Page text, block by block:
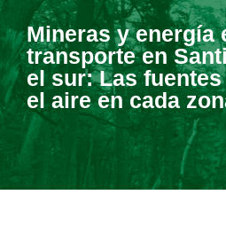
Mineras y energía
transporte en
el sur: Las
el aire en cada